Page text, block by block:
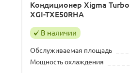
Кондиционер Xigma
XGI-TXE50RHA
В наличии
Обслуживаемая площадь
Мощность охлаждения